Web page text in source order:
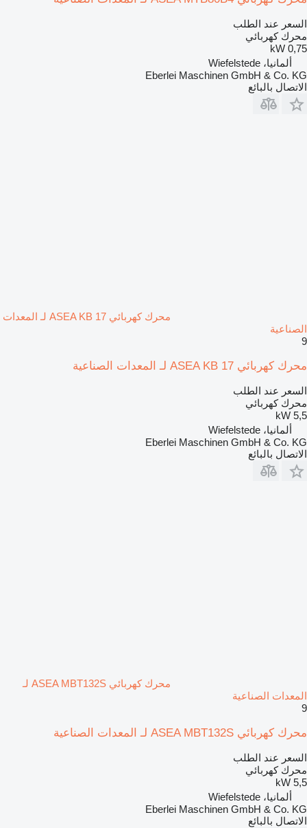
السعر عند الطلب
محرك كهربائي
0,75 kW
ألمانيا، Wiefelstede
Eberlei Maschinen GmbH & Co. KG
الاتصال بالبائع
محرك كهربائي ASEA KB 17 لـ المعدات
الصناعية
9
محرك كهربائي ASEA KB 17 لـ المعدات الصناعية
السعر عند الطلب
محرك كهربائي
5,5 kW
ألمانيا، Wiefelstede
Eberlei Maschinen GmbH & Co. KG
الاتصال بالبائع
محرك كهربائي ASEA MBT132S لـ
المعدات الصناعية
9
محرك كهربائي ASEA MBT132S لـ المعدات الصناعية
السعر عند الطلب
محرك كهربائي
5,5 kW
ألمانيا، Wiefelstede
Eberlei Maschinen GmbH & Co. KG
الاتصال بالبائع